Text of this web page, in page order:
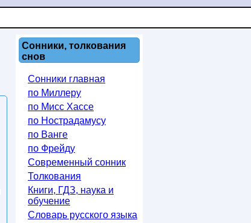
Сонники, толкования
снов
Сонники главная
по Миллеру
по Мисс Хассе
по Нострадамусу
по Ванге
по Фрейду
Современный сонник
Толкования
Книги, ГДЗ, наука и
обучение
Словарь русского языка